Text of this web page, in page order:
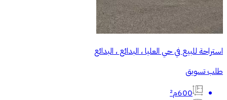
استراحة للبيع في حي العليا ، البدائع ، البدائع
طلب تسويق
600م²